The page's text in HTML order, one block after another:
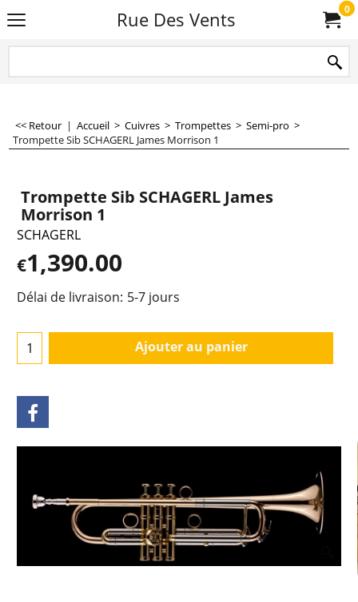
Rue Des Vents 0
<< Retour | Accueil > Cuivres > Trompettes > Semi-pro >
Trompette Sib SCHAGERL James Morrison 1
Trompette Sib SCHAGERL James
Morrison 1
SCHAGERL
€1,390.00
Délai de livraison: 5-7 jours
Ajouter au panier